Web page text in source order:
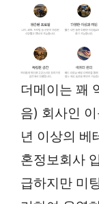
더메이는 꽤
음) 회사인
년 이상의 베
혼정보회사
급하지만 미